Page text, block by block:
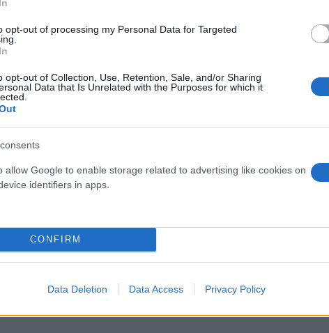
opt-out of processing my Personal Data for Targeted
opt-out of Collection, Use, Retention, Sale, and/or Sharing
Data that Is Unrelated with the Purposes for which it
allow Google to enable storage related to advertising like cookies on
identifiers in apps.
CONFIRM
Data Deletion Data Access Privacy Policy
κήρυξης στάσης πληρωμών έπειτα από
Μπάιντεν και την αμερικανική δεξιά.
Flash.grστην αναζήτηση της Google
Αμερικής)